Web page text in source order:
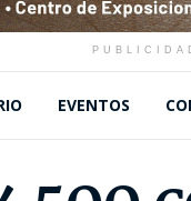
EVENTOS